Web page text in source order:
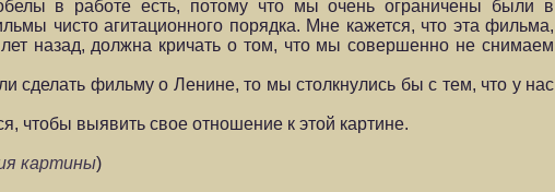
в работе есть, потому что мы очень ограничены были в
чисто агитационного порядка. Мне кажется, что эта фильма,
назад, должна кричать о том, что мы совершенно не снимаем
сделать фильму о Ленине, то мы столкнулись бы с тем, что у нас
чтобы выявить свое отношение к этой картине.
картины)